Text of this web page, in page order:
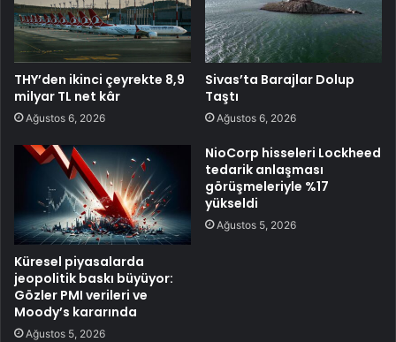
THY’den ikinci çeyrekte 8,9
milyar TL net kâr
Ağustos 6, 2026
Sivas’ta Barajlar Dolup
Taştı
Ağustos 6, 2026
Küresel piyasalarda
jeopolitik baskı büyüyor:
Gözler PMI verileri ve
Moody’s kararında
Ağustos 5, 2026
NioCorp hisseleri Lockheed
tedarik anlaşması
görüşmeleriyle %17
yükseldi
Ağustos 5, 2026